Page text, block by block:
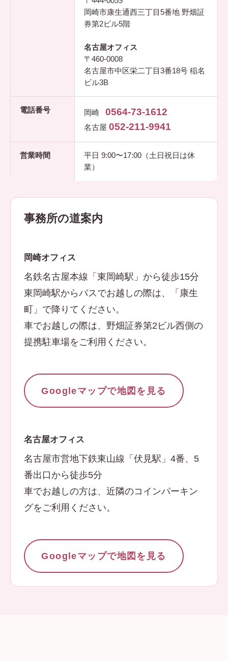
岡崎市康生通西三丁目5番地 野畑証
券第2ビル5階
名古屋オフィス
〒460-0008
名古屋市中区栄二丁目3番18号 稲名
ビル3B
電話番号 岡崎 0564-73-1612
名古屋 052-211-9941
営業時間
平日 9:00〜17:00（土日祝日は休
業）
事務所の道案内
岡崎オフィス
名鉄名古屋本線「東岡崎駅」から徒歩15分
東岡崎駅からバスでお越しの際は、「康生
町」で降りてください。
車でお越しの際は、野畑証券第2ビル西側の
提携駐車場をご利用ください。
Googleマップで地図を見る
名古屋オフィス
名古屋市営地下鉄東山線「伏見駅」4番、5
番出口から徒歩5分
車でお越しの方は、近隣のコインパーキン
グをご利用ください。
Googleマップで地図を見る